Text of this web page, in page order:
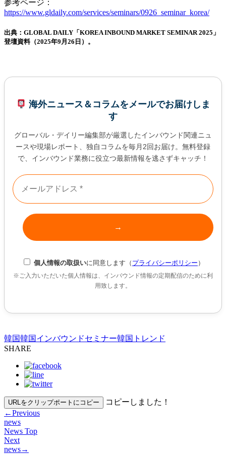
参考ページ：
https://www.gldaily.com/services/seminars/0926_seminar_korea/
出典：GLOBAL DAILY「KOREA INBOUND MARKET SEMINAR 2025」
登壇資料（2025年9月26日）。
海外ニュース＆コラムをメールでお届けしま
す
グローバル・デイリー編集部が厳選したインバウンド関連ニュ
ースや現場レポート、独自コラムを毎月2回お届け。無料登録
で、インバウンド業務に役立つ最新情報を逃さずキャッチ！
個人情報の取扱いに同意します（ プライバシーポリシー ）
※ご入力いただいた個人情報は、インバウンド情報の定期配信のために利
用致します。
韓国韓国インバウンドセミナー韓国トレンド
SHARE
URLをクリップポートにコピー
コピーしました！
←Previous
news
News Top
Next
news→